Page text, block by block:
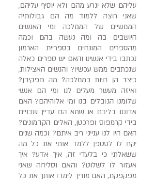
עליהם שלא יגרע מהם ולא יוסיף עליהם,
שאני רוצה ללמוד מה הם גבולותיה
הממשיים של הממלכה ומי האנשים
היושבים בה ומה נעשה בהם וכמה
מהספרים המונחים בספריית הארמון
נכתבו בידי אנשינו והאם יש ספרים כאלה
שנכתבים ממש עכשיו? והנשים האצילות,
כיצד הן חיות בממלכה? מה תפקידן?
ואיזה מעשר מעלים לנו ומי הם אנשי
שלומנו הגובלים בנו ומי אלוהיהם? האם
אדוננו בליבם או שמא הם עדיין שבויים
בידי קרמפוס ופרכטן, האלים הקדמונים?
האם היו לנו ענייני ריב איתם? וכמה שנים
יקח לו לסטפן ללמד אותי את כל מה
ששאלתי כי בלעדי זה, איך אדע? איך
אעזור לו לשלוט? והאם וסליחה שאני
מפקפקת, האם מוריך לימדו אותך את כל